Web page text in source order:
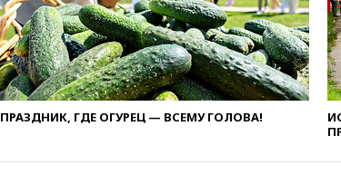
ПРАЗДНИК, ГДЕ ОГУРЕЦ — ВСЕМУ ГОЛОВА!